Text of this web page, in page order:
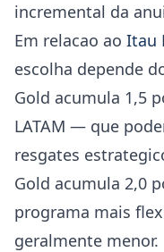
incremental da
Em relacao ao Itau
escolha depende
Gold acumula 1,5
LATAM — que
resgates
Gold acumula 2,0
programa mais
geralmente menor.